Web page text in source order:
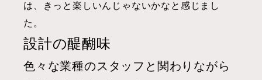
は、きっと楽しいんじゃないかなと感じまし
た。
設計の醍醐味
色々な業種のスタッフと関わりながら